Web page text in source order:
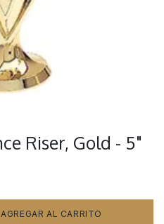
Riser, Gold - 5"
AGREGAR AL CARRITO